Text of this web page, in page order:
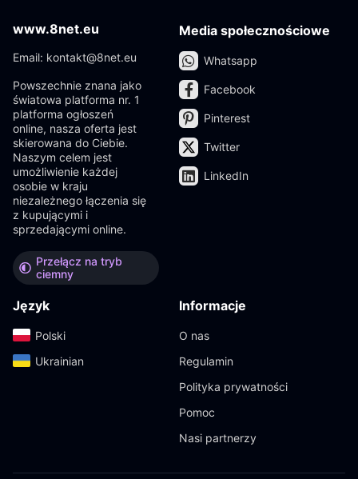
www.8net.eu
Email: kontakt@8net.eu
Powszechnie znana jako
światowa platforma nr. 1
platforma ogłoszeń
online, nasza oferta jest
skierowana do Ciebie.
Naszym celem jest
umożliwienie każdej
osobie w kraju
niezależnego łączenia się
z kupującymi i
sprzedającymi online.
Przełącz na tryb
ciemny
Media społecznościowe
Whatsapp
Facebook
Pinterest
Twitter
LinkedIn
Język
Polski‎
Ukrainian‎
Informacje
O nas
Regulamin
Polityka prywatności
Pomoc
Nasi partnerzy